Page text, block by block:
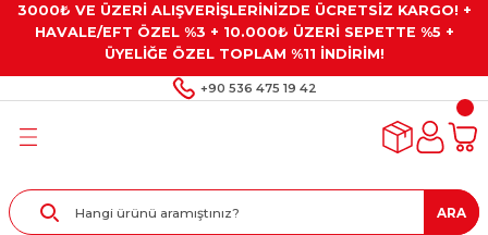
3000₺ VE ÜZERİ ALIŞVERİŞLERİNİZDE ÜCRETSİZ KARGO! +
HAVALE/EFT ÖZEL %3 + 10.000₺ ÜZERİ SEPETTE %5 +
ÜYELİĞE ÖZEL TOPLAM %11 İNDİRİM!
+90 536 475 19 42
Geri Dön
Geri Dön
Geri Dön
Gresler
Geri Dön
Alet Setleri
Geri Dön
Taşları ve
ARA